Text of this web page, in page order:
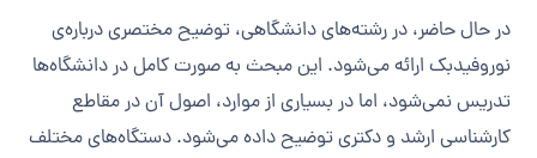
در حال حاضر، در رشته‌های دانشگاهی، توضیح مختصری درباره‌ی
نوروفیدبک ارائه می‌شود. این مبحث به صورت کامل در دانشگاه‌ها
تدریس نمی‌شود، اما در بسیاری از موارد، اصول آن در مقاطع
کارشناسی ارشد و دکتری توضیح داده می‌شود. دستگاه‌های مختلف